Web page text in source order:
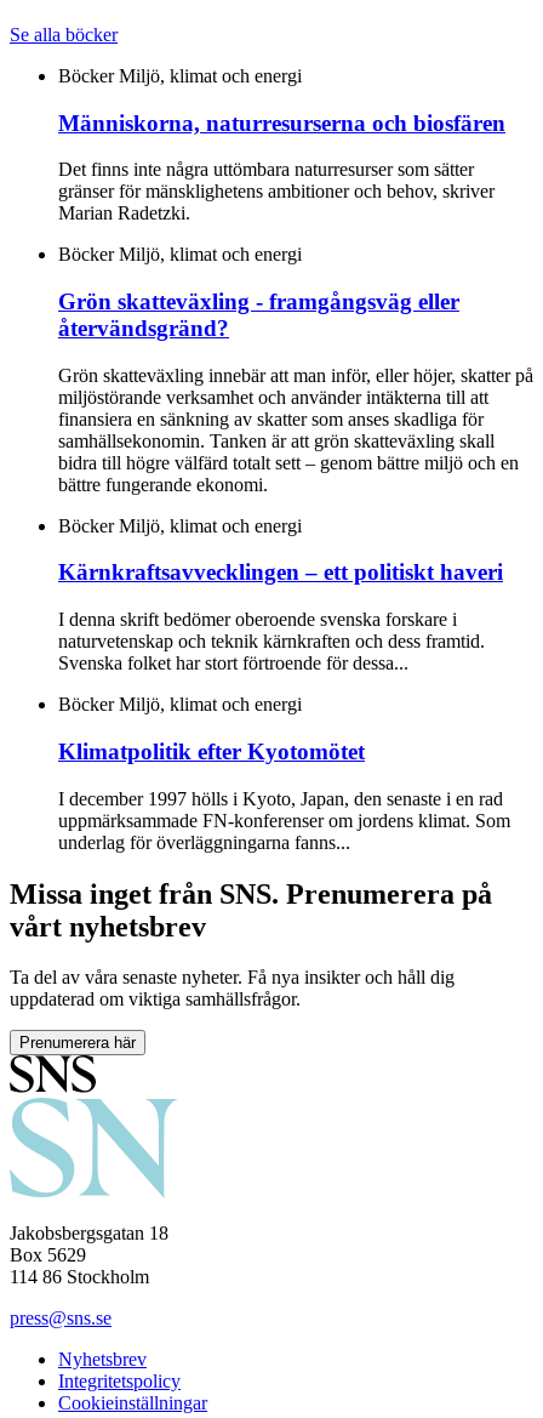
Se alla böcker
Böcker Miljö, klimat och energi
Människorna, naturresurserna och biosfären
Det finns inte några uttömbara naturresurser som sätter
gränser för mänsklighetens ambitioner och behov, skriver
Marian Radetzki.
Böcker Miljö, klimat och energi
Grön skatteväxling - framgångsväg eller
återvändsgränd?
Grön skatteväxling innebär att man inför, eller höjer, skatter på
miljöstörande verksamhet och använder intäkterna till att
finansiera en sänkning av skatter som anses skadliga för
samhällsekonomin. Tanken är att grön skatteväxling skall
bidra till högre välfärd totalt sett – genom bättre miljö och en
bättre fungerande ekonomi.
Böcker Miljö, klimat och energi
Kärnkraftsavvecklingen – ett politiskt haveri
I denna skrift bedömer oberoende svenska forskare i
naturvetenskap och teknik kärnkraften och dess framtid.
Svenska folket har stort förtroende för dessa...
Böcker Miljö, klimat och energi
Klimatpolitik efter Kyotomötet
I december 1997 hölls i Kyoto, Japan, den senaste i en rad
uppmärksammade FN-konferenser om jordens klimat. Som
underlag för överläggningarna fanns...
Missa inget från SNS. Prenumerera på
vårt nyhetsbrev
Ta del av våra senaste nyheter. Få nya insikter och håll dig
uppdaterad om viktiga samhällsfrågor.
Prenumerera här
Jakobsbergsgatan 18
Box 5629
114 86 Stockholm
press@sns.se
Nyhetsbrev
Integritetspolicy
Cookieinställningar